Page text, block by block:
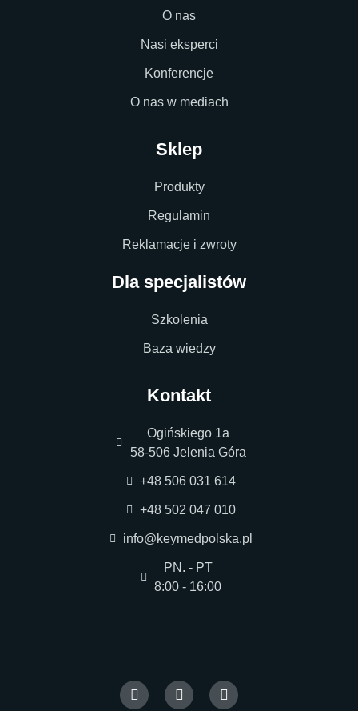
O nas
Nasi eksperci
Konferencje
O nas w mediach
Sklep
Produkty
Regulamin
Reklamacje i zwroty
Dla specjalistów
Szkolenia
Baza wiedzy
Kontakt
Ogińskiego 1a
58-506 Jelenia Góra
+48 506 031 614
+48 502 047 010
info@keymedpolska.pl
PN. - PT
8:00 - 16:00